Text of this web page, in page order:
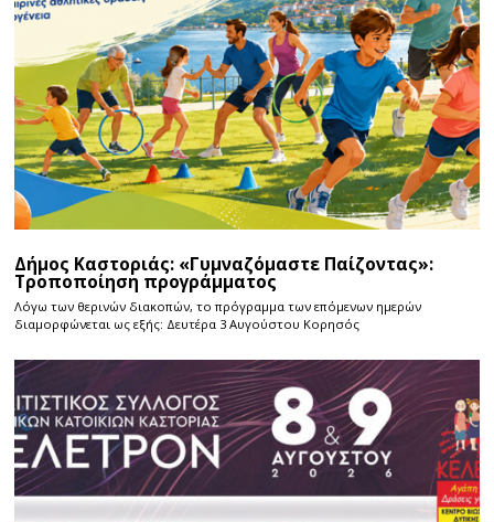
Δήμος Καστοριάς: «Γυμναζόμαστε Παίζοντας»:
Τροποποίηση προγράμματος
Λόγω των θερινών διακοπών, το πρόγραμμα των επόμενων ημερών
διαμορφώνεται ως εξής: Δευτέρα 3 Αυγούστου Κορησός